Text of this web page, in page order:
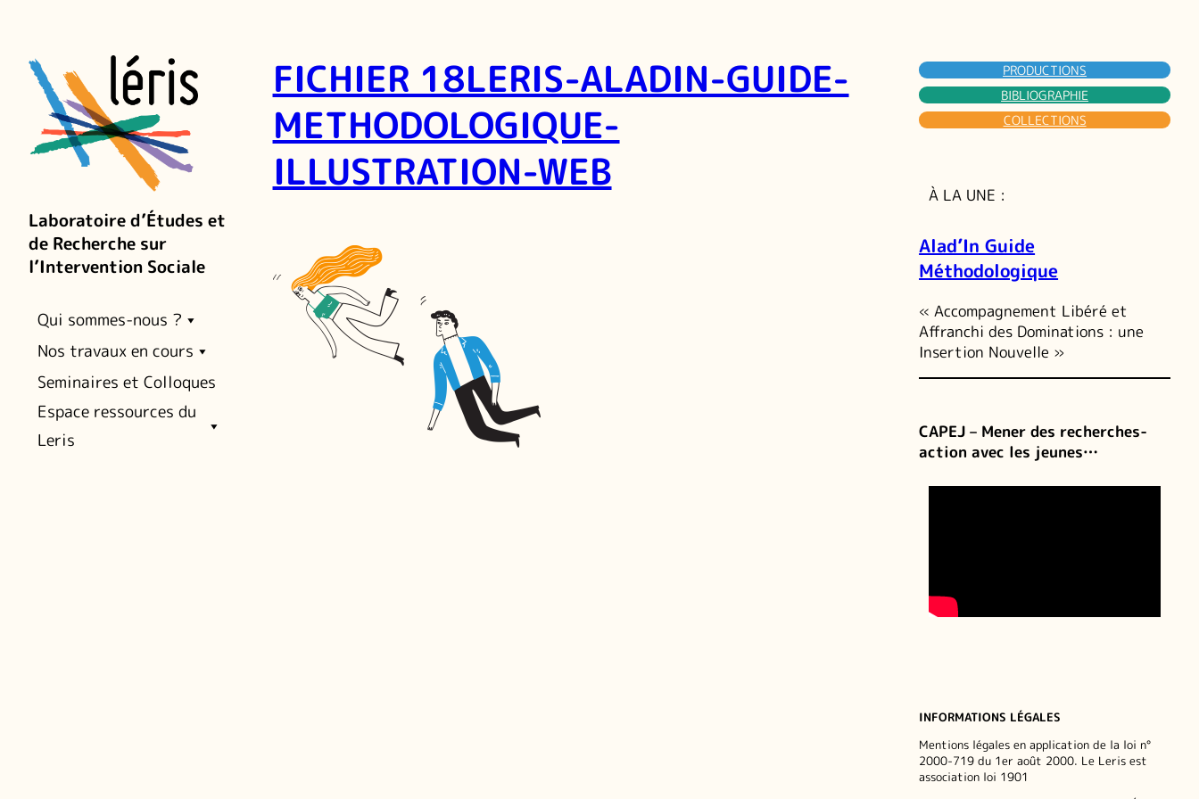
Laboratoire d’Études et
de Recherche sur
l’Intervention Sociale
Qui sommes-nous ?
Nos travaux en cours
Seminaires et Colloques
Espace ressources du
Leris
FICHIER 18LERIS-ALADIN-GUIDE-
METHODOLOGIQUE-
ILLUSTRATION-WEB
PRODUCTIONS
BIBLIOGRAPHIE
COLLECTIONS
À LA UNE :
Alad’In Guide
Méthodologique
« Accompagnement Libéré et
Affranchi des Dominations : une
Insertion Nouvelle »
CAPEJ – Mener des recherches-
action avec les jeunes…
INFORMATIONS LÉGALES
Mentions légales en application de la loi n°
2000-719 du 1er août 2000. Le Leris est
association loi 1901